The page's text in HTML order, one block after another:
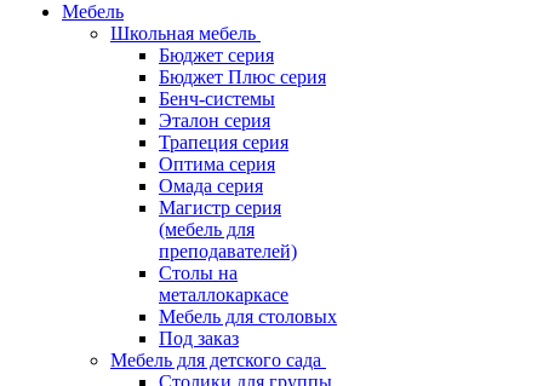
Мебель
Школьная мебель
Бюджет серия
Бюджет Плюс серия
Бенч-системы
Эталон серия
Трапеция серия
Оптима серия
Омада серия
Магистр серия
(мебель для
преподавателей)
Столы на
металлокаркасе
Мебель для столовых
Под заказ
Мебель для детского сада
Столики для группы